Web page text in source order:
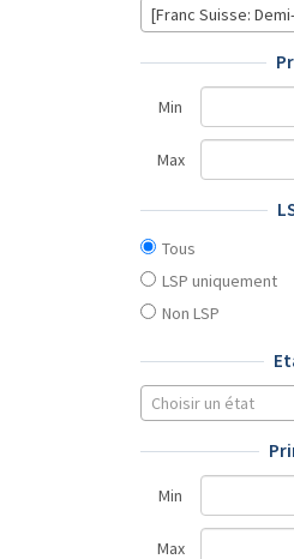
[Franc Suisse:
Min
Max
Tous
LSP uniquement
Non LSP
Choisir un état
Min
Max